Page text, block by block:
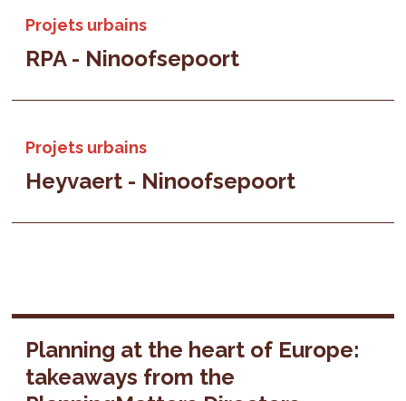
Projets urbains
RPA - Ninoofsepoort
Projets urbains
Heyvaert - Ninoofsepoort
Planning at the heart of Europe:
takeaways from the